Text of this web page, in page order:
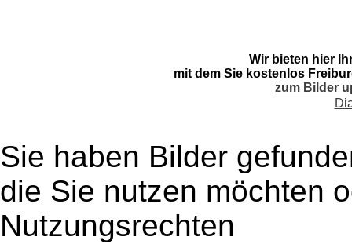
Wir bieten hier
mit dem Sie kostenlos
zum Bilder
Sie haben Bilder
die Sie nutzen möchten
Nutzungsrechten